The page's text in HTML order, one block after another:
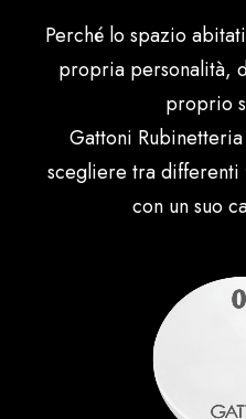
Perché lo spazio
propria personalità,
proprio
Gattoni
scegliere tra differenti
con un suo